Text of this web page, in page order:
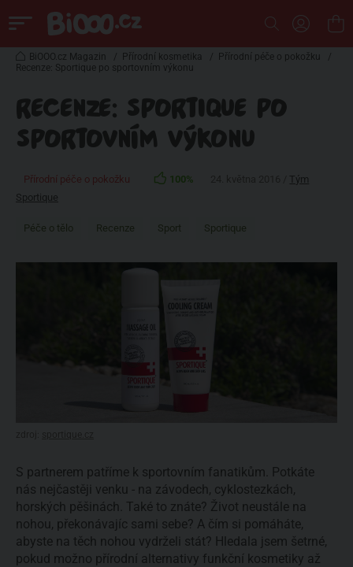
BiOOO.cz Magazin / Přírodní kosmetika / Přírodní péče o pokožku
/
Recenze: Sportique po sportovním výkonu
RECENZE: SPORTIQUE PO
SPORTOVNÍM VÝKONU
Přírodní péče o pokožku 100%
Tým
Sportique
Péče o tělo Recenze Sport Sportique
S partnerem patříme k sportovním fanatikům. Potkáte
nás nejčastěji venku - na závodech, cyklostezkách,
horských pěšinách. Také to znáte? Život neustále na
nohou, překonávajíc sami sebe? A čím si pomáháte,
abyste na těch nohou vydrželi stát? Hledala jsem šetrné,
pokud možno přírodní alternativy funkční kosmetiky až